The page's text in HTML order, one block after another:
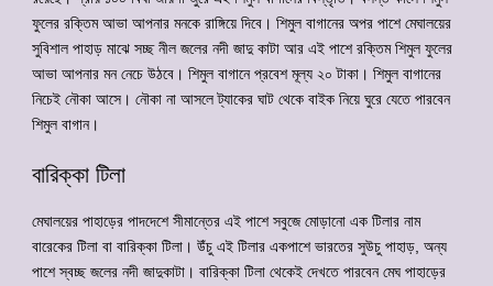
ফুলের রক্তিম আভা আপনার মনকে রাঙ্গিয়ে দিবে। শিমুল বাগানের অপর পাশে মেঘালয়ের
সুবিশাল পাহাড় মাঝে সচ্ছ নীল জলের নদী জাদু কাটা আর এই পাশে রক্তিম শিমুল ফুলের
আভা আপনার মন নেচে উঠবে। শিমুল বাগানে প্রবেশ মূল্য ২০ টাকা। শিমুল বাগানের
নিচেই নৌকা আসে। নৌকা না আসলে ট্যাকের ঘাট থেকে বাইক নিয়ে ঘুরে যেতে পারবেন
শিমুল বাগান।
বারিক্কা টিলা
মেঘালয়ের পাহাড়ের পাদদেশে সীমান্তের এই পাশে সবুজে মোড়ানো এক টিলার নাম
বারেকের টিলা বা বারিক্কা টিলা। উঁচু এই টিলার একপাশে ভারতের সুউচু পাহাড়, অন্য
পাশে স্বচ্ছ জলের নদী জাদুকাটা। বারিক্কা টিলা থেকেই দেখতে পারবেন মেঘ পাহাড়ের